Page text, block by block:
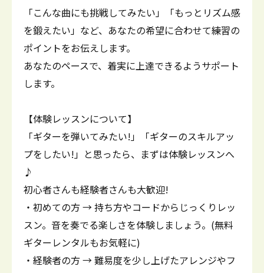
「こんな曲にも挑戦してみたい」「もっとリズム感
を鍛えたい」など、あなたの希望に合わせて練習の
ポイントをお伝えします。
あなたのペースで、着実に上達できるようサポート
します。
【体験レッスンについて】
「ギターを弾いてみたい!」「ギターのスキルアッ
プをしたい!」と思ったら、まずは体験レッスンへ
♪
初心者さんも経験者さんも大歓迎!
・初めての方 → 持ち方やコードからじっくりレッ
スン。音を奏でる楽しさを体験しましょう。(無料
ギターレンタルもお気軽に)
・経験者の方 → 難易度を少し上げたアレンジやフ